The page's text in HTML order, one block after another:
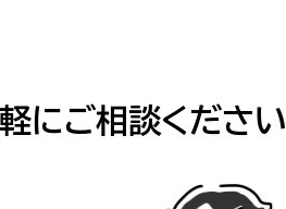
にご相談ください